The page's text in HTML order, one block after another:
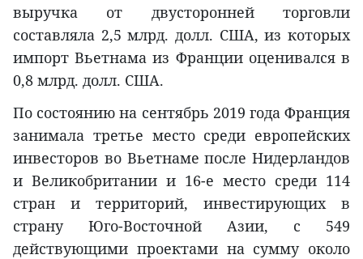
выручка от двусторонней торговли
составляла 2,5 млрд. долл. США, из которых
импорт Вьетнама из Франции оценивался в
0,8 млрд. долл. США.
По состоянию на сентябрь 2019 года Франция
занимала третье место среди европейских
инвесторов во Вьетнаме после Нидерландов
и Великобритании и 16-е место среди 114
стран и территорий, инвестирующих в
страну Юго-Восточной Азии, с 549
действующими проектами на сумму около